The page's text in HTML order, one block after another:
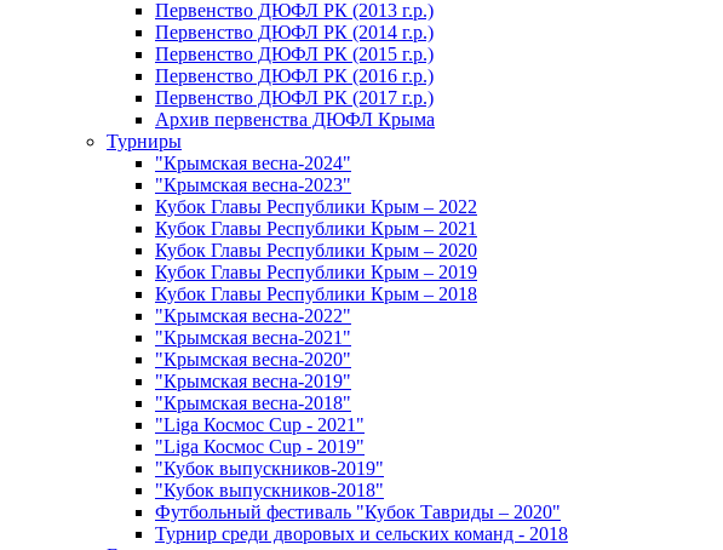
Первенство ДЮФЛ РК (2013 г.р.)
Первенство ДЮФЛ РК (2014 г.р.)
Первенство ДЮФЛ РК (2015 г.р.)
Первенство ДЮФЛ РК (2016 г.р.)
Первенство ДЮФЛ РК (2017 г.р.)
Архив первенства ДЮФЛ Крыма
Турниры
"Крымская весна-2024"
"Крымская весна-2023"
Кубок Главы Республики Крым – 2022
Кубок Главы Республики Крым – 2021
Кубок Главы Республики Крым – 2020
Кубок Главы Республики Крым – 2019
Кубок Главы Республики Крым – 2018
"Крымская весна-2022"
"Крымская весна-2021"
"Крымская весна-2020"
"Крымская весна-2019"
"Крымская весна-2018"
"Liga Космос Cup - 2021"
"Liga Космос Cup - 2019"
"Кубок выпускников-2019"
"Кубок выпускников-2018"
Футбольный фестиваль "Кубок Тавриды – 2020"
Турнир среди дворовых и сельских команд - 2018